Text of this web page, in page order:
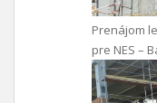
Prenájom
pre NES –